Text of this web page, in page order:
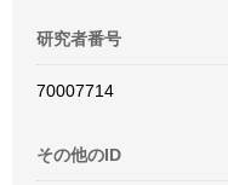
研究者番号
70007714
その他のID